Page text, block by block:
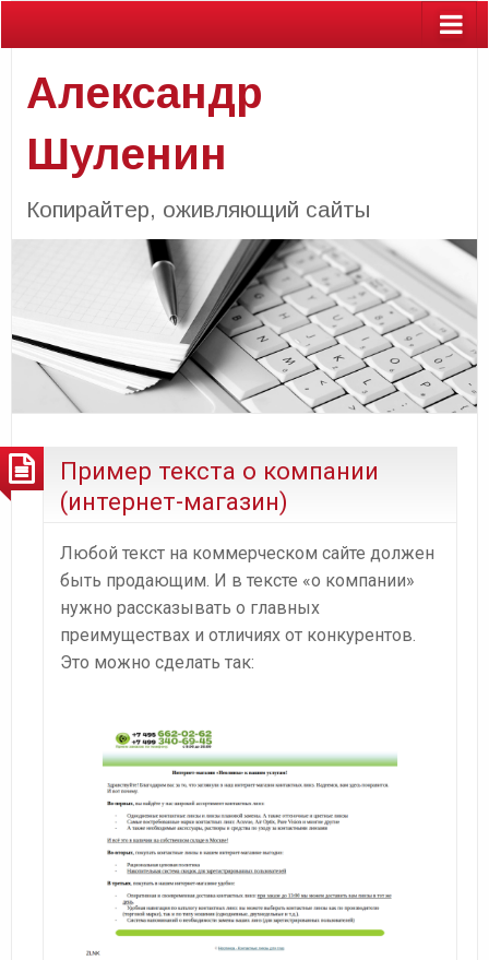
Александр
Шуленин
Копирайтер, оживляющий сайты
Пример текста о компании
(интернет-магазин)
Любой текст на коммерческом сайте должен
быть продающим. И в тексте «о компании»
нужно рассказывать о главных
преимуществах и отличиях от конкурентов.
Это можно сделать так: